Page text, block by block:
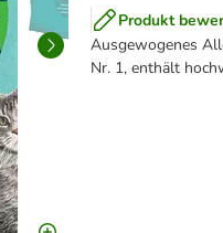
Produkt
Ausgewogenes
Nr. 1, enthält